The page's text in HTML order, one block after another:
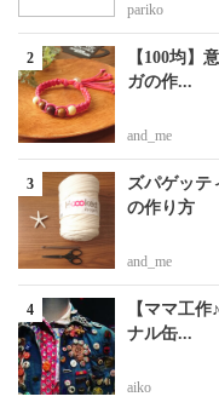
pariko
【100均】
ガの作...
and_me
ズパゲッテ
の作り方
and_me
【ママ工
ナル缶...
aiko